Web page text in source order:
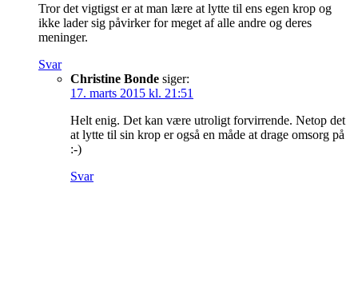
Tror det vigtigst er at man lære at lytte til ens egen krop og
ikke lader sig påvirker for meget af alle andre og deres
meninger.
Svar
Christine Bonde siger:
17. marts 2015 kl. 21:51
Helt enig. Det kan være utroligt forvirrende. Netop det
at lytte til sin krop er også en måde at drage omsorg på
:-)
Svar